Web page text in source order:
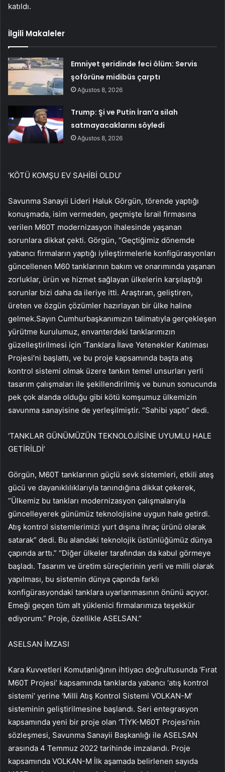
katıldı.
İlgili Makaleler
Emniyet şeridinde feci ölüm: Servis
şoförüne midibüs çarptı
Ağustos 8, 2026
Trump: Şi ve Putin İran’a silah
satmayacaklarını söyledi
Ağustos 8, 2026
‘KÖTÜ KOMŞU EV SAHİBİ OLDU’
Savunma Sanayii Lideri Haluk Görgün, törende yaptığı
konuşmada, isim vermeden, geçmişte İsrail firmasına
verilen M60T modernizasyon ihalesinde yaşanan
sorunlara dikkat çekti. Görgün, “Geçtiğimiz dönemde
yabancı firmaların yaptığı iyileştirmelerle konfigürasyonları
güncellenen M60 tanklarının bakım ve onarımında yaşanan
zorluklar, ürün ve hizmet sağlayan ülkelerin karşılaştığı
sorunlar bizi daha da ileriye itti. Araştıran, geliştiren,
üreten ve özgün çözümler hazırlayan bir ülke haline
gelmek.Sayın Cumhurbaşkanımızın talimatıyla gerçekleşen
yürütme kurulumuz, envanterdeki tanklarımızın
güzelleştirilmesi için ‘Tanklara İlave Yetenekler Katılması
Projesi’ni başlattı, ve bu proje kapsamında başta atış
kontrol sistemi olmak üzere tankın temel unsurları yerli
tasarım çalışmaları ile şekillendirilmiş ve bunun sonucunda
pek çok alanda olduğu gibi kötü komşumuz ülkemizin
savunma sanayisine de yerleşilmiştir. “Sahibi yaptı” dedi.
‘TANKLAR GÜNÜMÜZÜN TEKNOLOJİSİNE UYUMLU HALE
GETİRİLDİ’
Görgün, M60T tanklarının güçlü sevk sistemleri, etkili ateş
gücü ve dayanıklılıklarıyla tanındığına dikkat çekerek,
“Ülkemiz bu tankları modernizasyon çalışmalarıyla
güncelleyerek günümüz teknolojisine uygun hale getirdi.
Atış kontrol sistemlerimizi yurt dışına ihraç ürünü olarak
satarak” dedi. Bu alandaki teknolojik üstünlüğümüz dünya
çapında arttı.” “Diğer ülkeler tarafından da kabul görmeye
başladı. Tasarım ve üretim süreçlerinin yerli ve milli olarak
yapılması, bu sistemin dünya çapında farklı
konfigürasyondaki tanklara uyarlanmasının önünü açıyor.
Emeği geçen tüm alt yüklenici firmalarımıza teşekkür
ediyorum.” Proje, özellikle ASELSAN.”
ASELSAN İMZASI
Kara Kuvvetleri Komutanlığının ihtiyacı doğrultusunda ‘Fırat
M60T Projesi’ kapsamında tanklarda yabancı ‘atış kontrol
sistemi’ yerine ‘Milli Atış Kontrol Sistemi VOLKAN-M’
sisteminin geliştirilmesine başlandı. Seri entegrasyon
kapsamında yeni bir proje olan ‘TİYK-M60T Projesi’nin
sözleşmesi, Savunma Sanayii Başkanlığı ile ASELSAN
arasında 4 Temmuz 2022 tarihinde imzalandı. Proje
kapsamında VOLKAN-M İlk aşamada belirlenen sayıda